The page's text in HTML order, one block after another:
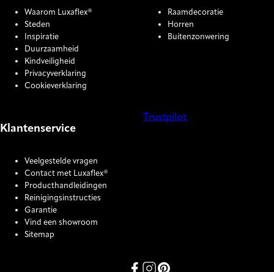
Waarom Luxaflex®
Steden
Inspiratie
Duurzaamheid
Kindveiligheid
Privacyverklaring
Cookieverklaring
Raamdecoratie
Horren
Buitenzonwering
Klantenservice
Veelgestelde vragen
Contact met Luxaflex®
Producthandleidingen
Reinigingsinstructies
Garantie
Vind een showroom
Sitemap
Trustpilot
Link missing Display text from
Link missing Display text
Link missing Display text